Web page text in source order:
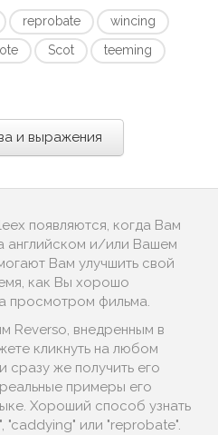
reprobate
wincing
Scot
teeming
и выражения
появляются, когда Вам
английском и/или Вашем
Вам улучшить свой
как Вы хорошо
просмотром фильма.
Reverso, внедренным в
кликнуть на любом
сразу же получить его
примеры его
Хороший способ узнать
"caddying" или "reprobate".